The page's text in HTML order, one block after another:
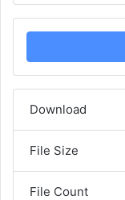
Download
File Size
File Count